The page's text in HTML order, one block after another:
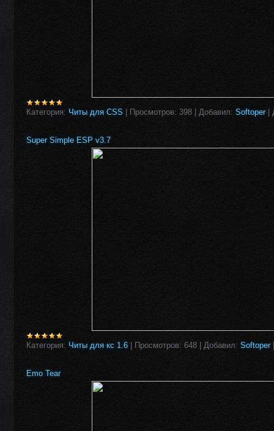
Категория: Читы для CSS Просмотров: 398 Добавил: Softoper
Super Simple ESP v3.7
Категория: Читы для кс 1.6 Просмотров: 648 Добавил: Softoper
Emo Tear